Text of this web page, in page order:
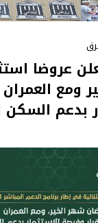
عروضا
العمران
بدعم السكن